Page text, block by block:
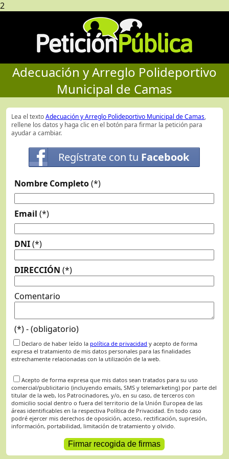
2
Adecuación y Arreglo Polideportivo
Municipal de Camas
Lea el textoAdecuación y Arreglo Polideportivo Municipal de Camas,
rellene los datos y haga clic en el botón para firmar la petición para
ayudar a cambiar.
Regístrate con tu Facebook
Nombre Completo(*)
Email (*)
DNI(*)
DIRECCIÓN (*)
Comentario
(*) - (obligatorio)
Declaro de haber leído la política de privacidad y acepto de forma
expresa el tratamiento de mis datos personales para las finalidades
estrechamente relacionadas con la utilización de la web.
Acepto de forma expresa que mis datos sean tratados para su uso
comercial/publicitario (incluyendo emails, SMS y telemarketing) por parte del
titular de la web, los Patrocinadores, y/o, en su caso, de terceros con
domicilio social dentro o fuera del territorio de la Unión Europea de las
áreas identificables en la respectiva Política de Privacidad. En todo caso
podré ejercer mis derechos de oposición, acceso, rectificación, supresión,
información, portabilidad, limitación de tratamiento y olvido.